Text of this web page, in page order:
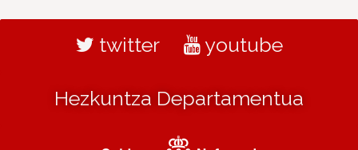
twitter youtube
Hezkuntza Departamentua